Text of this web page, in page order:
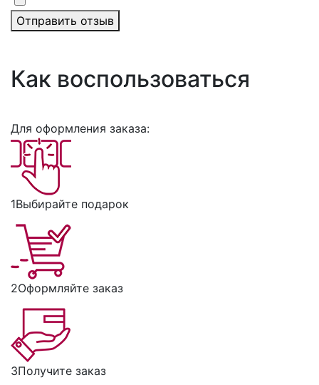
Отправить отзыв
Как воспользоваться
Для оформления заказа:
1Выбирайте подарок
2Оформляйте заказ
3Получите заказ